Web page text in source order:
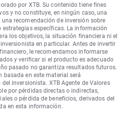
por XTB. Su contenido tiene fines
y no constituye, en ningún caso, una
recomendación de inversión sobre
específicas. La información
los objetivos, la situación financiera ni el
en particular. Antes de invertir
le recomendamos informarse
y verificar si el producto es adecuado
pasado no garantiza resultados futuros.
basada en este material será
inversionista. XTB Agente de Valores
por pérdidas directas o indirectas,
o pérdida de beneficios, derivados del
en esta información.